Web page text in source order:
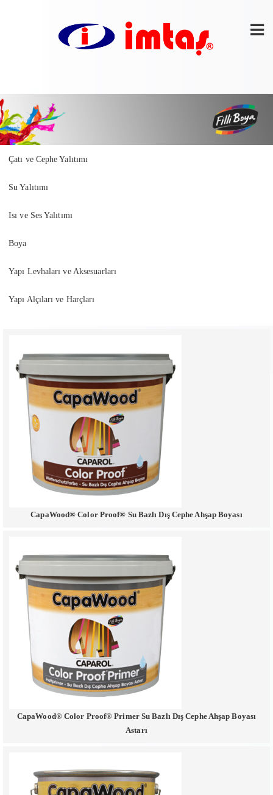
Çatı ve Cephe Yalıtımı
Su Yalıtımı
Isı ve Ses Yalıtımı
Boya
Yapı Levhaları ve Aksesuarları
Yapı Alçıları ve Harçları
CapaWood® Color Proof® Su Bazlı Dış Cephe Ahşap Boyası
CapaWood® Color Proof® Primer Su Bazlı Dış Cephe Ahşap Boyası
Astarı